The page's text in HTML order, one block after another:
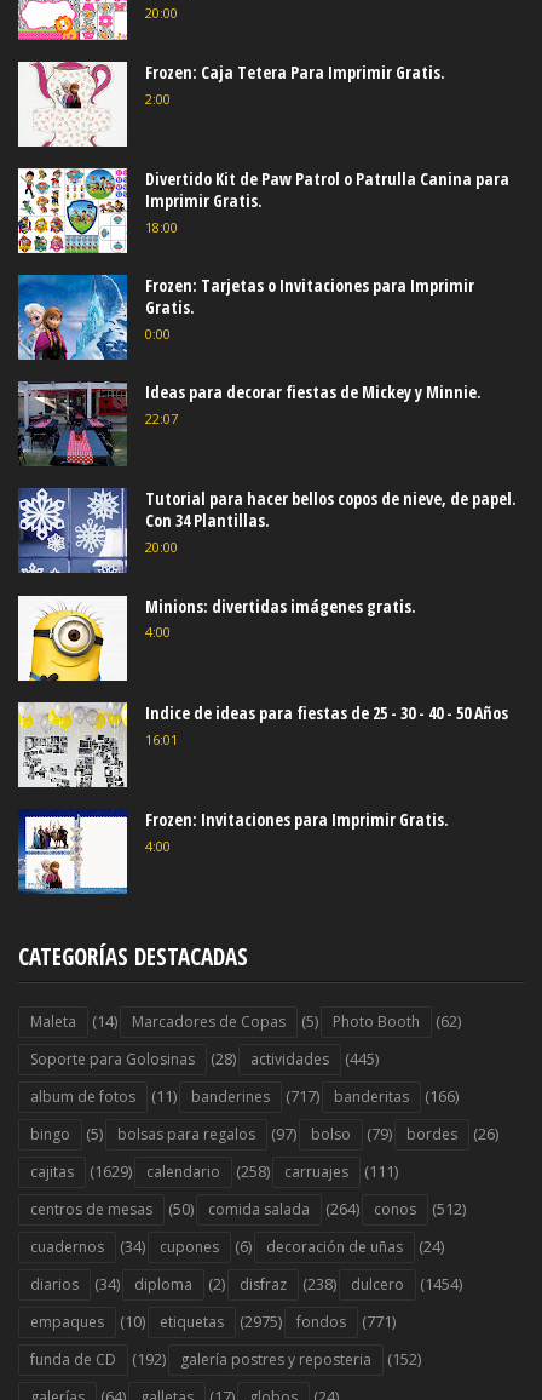
20:00
Frozen: Caja Tetera Para Imprimir Gratis.
2:00
Divertido Kit de Paw Patrol o Patrulla Canina para
Imprimir Gratis.
18:00
Frozen: Tarjetas o Invitaciones para Imprimir
Gratis.
0:00
Ideas para decorar fiestas de Mickey y Minnie.
22:07
Tutorial para hacer bellos copos de nieve, de papel.
Con 34 Plantillas.
20:00
Minions: divertidas imágenes gratis.
4:00
Indice de ideas para fiestas de 25 - 30 - 40 - 50 Años
16:01
Frozen: Invitaciones para Imprimir Gratis.
4:00
CATEGORÍAS DESTACADAS
Maleta (14) Marcadores de Copas (5) Photo Booth (62)
Soporte para Golosinas (28) actividades (445)
album de fotos (11) banderines (717) banderitas (166)
bingo (5) bolsas para regalos (97) bolso (79) bordes (26)
cajitas (1629) calendario (258) carruajes (111)
centros de mesas (50) comida salada (264) conos (512)
cuadernos (34) cupones (6) decoración de uñas (24)
diarios (34) diploma (2) disfraz (238) dulcero (1454)
empaques (10) etiquetas (2975) fondos (771)
funda de CD (192) galería postres y reposteria (152)